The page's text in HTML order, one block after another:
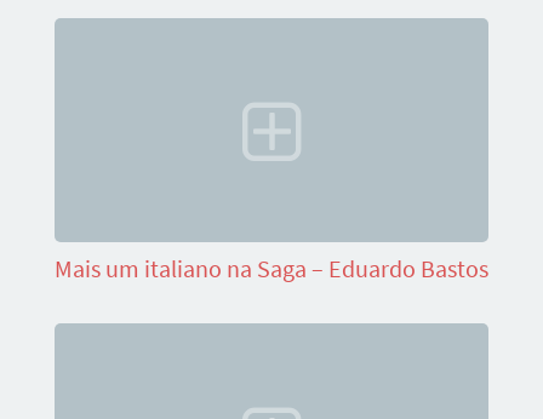
Mais um italiano na Saga – Eduardo Bastos